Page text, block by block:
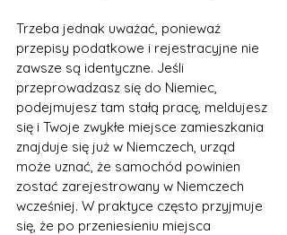
Trzeba jednak uważać, ponieważ
przepisy podatkowe i rejestracyjne nie
zawsze są identyczne. Jeśli
przeprowadzasz się do Niemiec,
podejmujesz tam stałą pracę, meldujesz
się i Twoje zwykłe miejsce zamieszkania
znajduje się już w Niemczech, urząd
może uznać, że samochód powinien
zostać zarejestrowany w Niemczech
wcześniej. W praktyce często przyjmuje
się, że po przeniesieniu miejsca